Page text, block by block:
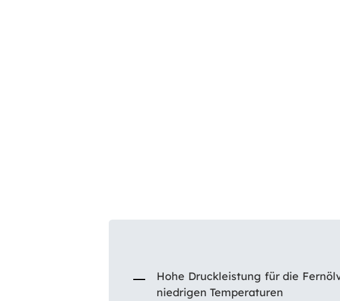
Hohe Druckleistung für die
niedrigen Temperaturen